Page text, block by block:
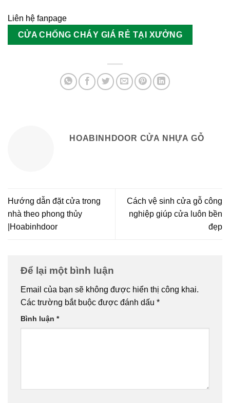
Liên hệ fanpage
CỬA CHỐNG CHÁY GIÁ RẺ TẠI XƯỞNG
HOABINHDOOR CỬA NHỰA GỖ
Hướng dẫn đặt cửa trong
nhà theo phong thủy
|Hoabinhdoor
Cách vệ sinh cửa gỗ công
nghiệp giúp cửa luôn bền
đẹp
Để lại một bình luận
Email của bạn sẽ không được hiển thị công khai.
Các trường bắt buộc được đánh dấu *
Bình luận *